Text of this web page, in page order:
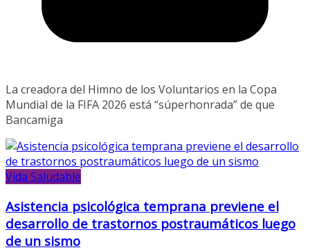
La creadora del Himno de los Voluntarios en la Copa
Mundial de la FIFA 2026 está “súperhonrada” de que
Bancamiga
Vida Saludable
Asistencia psicológica temprana previene el
desarrollo de trastornos postraumáticos luego
de un sismo